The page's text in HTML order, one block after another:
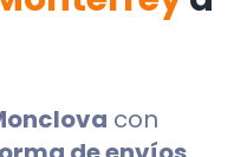
con